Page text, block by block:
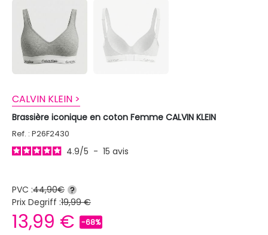
CALVIN KLEIN >
Brassière iconique en coton Femme CALVIN KLEIN
Ref. : P26F2430
4.9/5 - 15 avis
PVC :44,90€ ?
Prix Degriff :19,99 €
13,99 € -68%